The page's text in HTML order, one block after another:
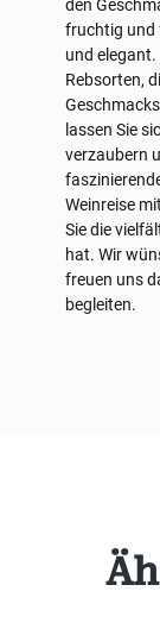
den
fruchtig und
und elegant.
Rebsorten,
lassen Sie
verzaubern
Weinreise
Sie die
hat. Wir
freuen uns
begleiten.